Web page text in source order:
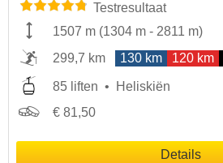
Testresultaat
1507 m (1304 m - 2811 m)
299,7 km
130 km 120 km
85 liften
Heliskiën
€ 81,50
Details